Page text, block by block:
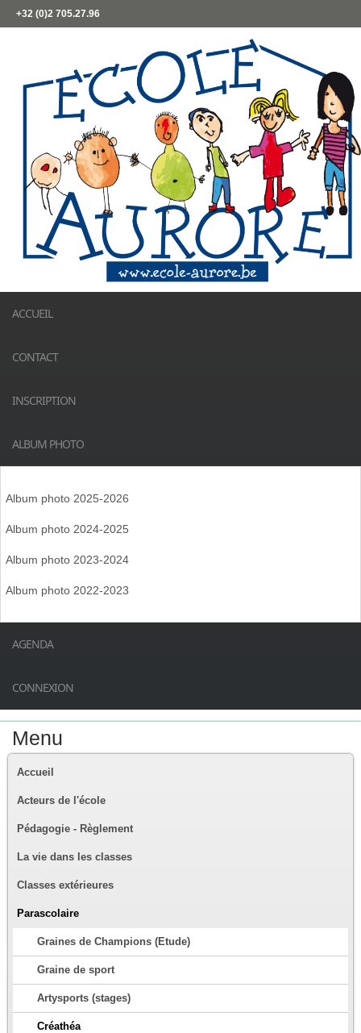
+32 (0)2 705.27.96
ACCUEIL
CONTACT
INSCRIPTION
ALBUM PHOTO
Album photo 2025-2026
Album photo 2024-2025
Album photo 2023-2024
Album photo 2022-2023
AGENDA
CONNEXION
Menu
Accueil
Acteurs de l'école
Pédagogie - Règlement
La vie dans les classes
Classes extérieures
Parascolaire
Graines de Champions (Etude)
Graine de sport
Artysports (stages)
Créathéa